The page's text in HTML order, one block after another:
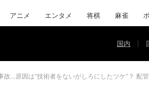
アニメ エンタメ 将棋 麻雀
国内
故…原因は“技術者をないがしろにしたツケ”？ 配